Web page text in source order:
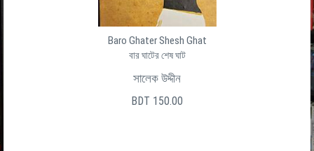
Baro Ghater Shesh Ghat
বার ঘাটের শেষ ঘাট
সালেক উদ্দীন
BDT 150.00